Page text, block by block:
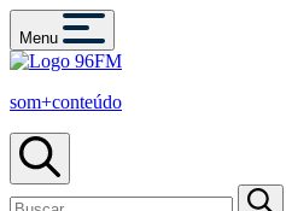
Menu
som+conteúdo